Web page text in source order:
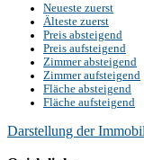
Neueste zuerst
Älteste zuerst
Preis absteigend
Preis aufsteigend
Zimmer absteigend
Zimmer aufsteigend
Fläche absteigend
Fläche aufsteigend
Darstellung der